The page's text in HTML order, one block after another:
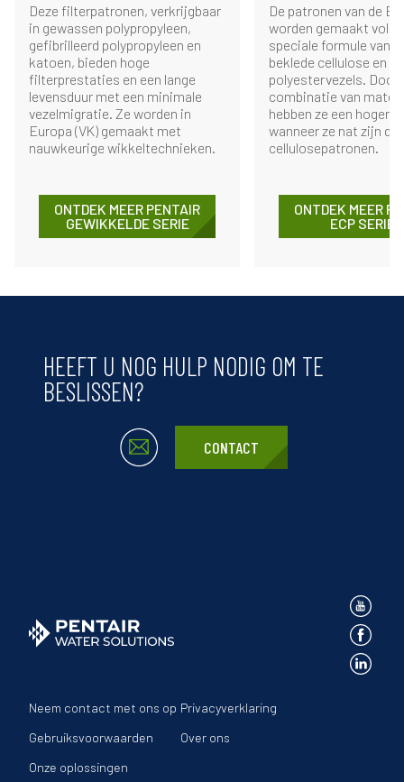
Deze filterpatronen, verkrijgbaar
in gewassen polypropyleen,
gefibrilleerd polypropyleen en
katoen, bieden hoge
filterprestaties en een lange
levensduur met een minimale
vezelmigratie. Ze worden in
Europa (VK) gemaakt met
nauwkeurige wikkeltechnieken.
ONTDEK MEER PENTAIR
GEWIKKELDE SERIE
De patronen van de
worden gemaakt
speciale formule van
beklede cellulose en
polyestervezels. Door
combinatie van
hebben ze een
wanneer ze nat zijn
cellulosepatronen.
ONTDEK MEER
ECP SERIES
HEEFT U NOG HULP NODIG OM TE
BESLISSEN?
CONTACT
Neem contact met ons op Privacyverklaring
Gebruiksvoorwaarden
Over ons
Onze oplossingen